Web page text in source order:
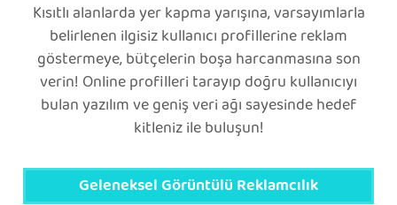
Kısıtlı alanlarda yer kapma yarışına, varsayımlarla
belirlenen ilgisiz kullanıcı profillerine reklam
göstermeye, bütçelerin boşa harcanmasına son
verin! Online profilleri tarayıp doğru kullanıcıyı
bulan yazılım ve geniş veri ağı sayesinde hedef
kitleniz ile buluşun!
Geleneksel Görüntülü Reklamcılık